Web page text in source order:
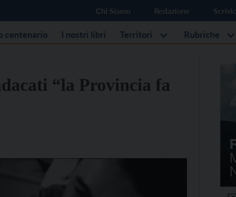
Chi Siamo Redazione
centenario I nostri libri Territori Rubriche
“la Provincia fa